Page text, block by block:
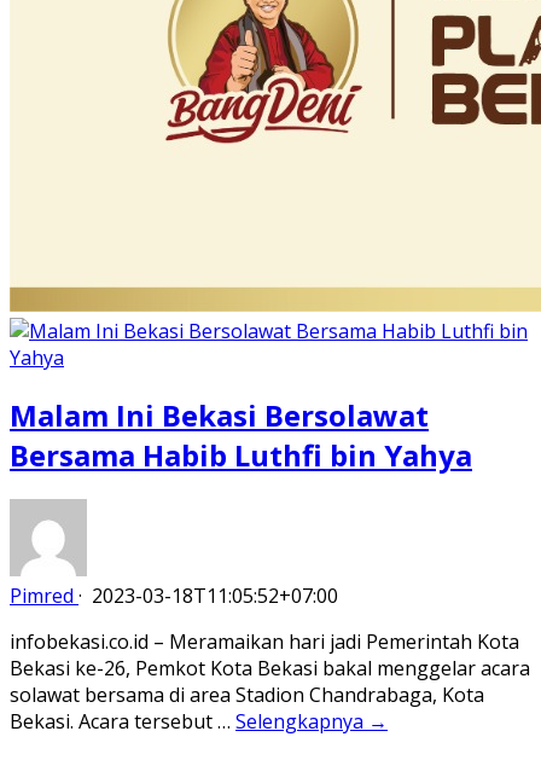
Malam Ini Bekasi Bersolawat
Bersama Habib Luthfi bin Yahya
Pimred · 2023-03-18T11:05:52+07:00
infobekasi.co.id – Meramaikan hari jadi Pemerintah Kota
Bekasi ke-26, Pemkot Kota Bekasi bakal menggelar acara
solawat bersama di area Stadion Chandrabaga, Kota
Bekasi. Acara tersebut … Selengkapnya →